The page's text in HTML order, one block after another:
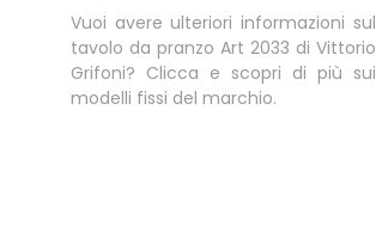
Vuoi avere ulteriori informazioni sul
tavolo da pranzo Art 2033 di Vittorio
Grifoni? Clicca e scopri di più sui
modelli fissi del marchio.